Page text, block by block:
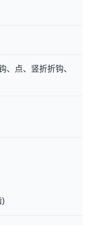
、点、竖折折钩、
)